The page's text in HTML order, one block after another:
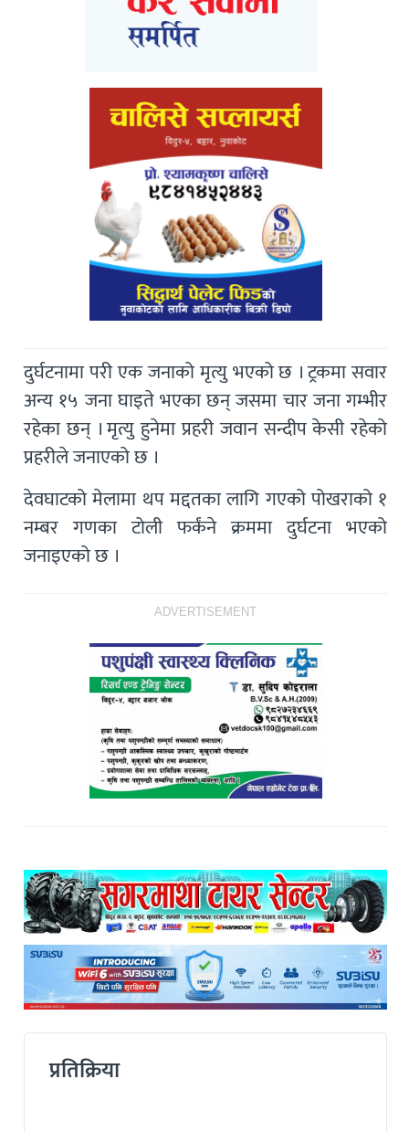
दुर्घटनामा परी एक जनाको मृत्यु भएको छ । ट्रकमा सवार
अन्य १५ जना घाइते भएका छन् जसमा चार जना गम्भीर
रहेका छन् । मृत्यु हुनेमा प्रहरी जवान सन्दीप केसी रहेको
प्रहरीले जनाएको छ ।
देवघाटको मेलामा थप मद्दतका लागि गएको पोखराको १
नम्बर गणका टोली फर्कंने क्रममा दुर्घटना भएको
जनाइएको छ ।
ADVERTISEMENT
प्रतिक्रिया